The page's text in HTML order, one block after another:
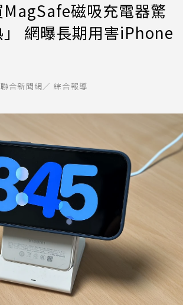
磁吸充電器驚
」 網曝長期用害iPhone
聯合新聞網／ 綜合報導